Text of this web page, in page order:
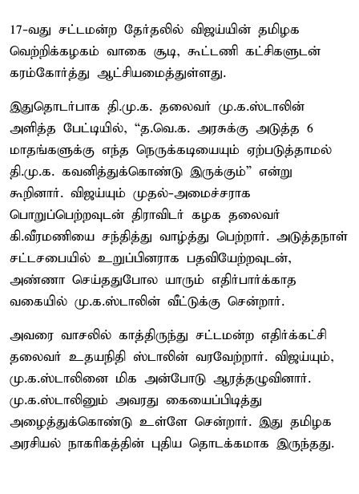
17-வது சட்டமன்ற தேர்தலில் விஜய்யின் தமிழக
வெற்றிக்கழகம் வாகை சூடி, கூட்டணி கட்சிகளுடன்
கரம்கோர்த்து ஆட்சியமைத்துள்ளது.
இதுதொடர்பாக தி.மு.க. தலைவர் மு.க.ஸ்டாலின்
அளித்த பேட்டியில், “த.வெ.க. அரசுக்கு அடுத்த 6
மாதங்களுக்கு எந்த நெருக்கடியையும் ஏற்படுத்தாமல்
தி.மு.க. கவனித்துக்கொண்டு இருக்கும்” என்று
கூறினார். விஜய்யும் முதல்-அமைச்சராக
பொறுப்பெற்றவுடன் திராவிடர் கழக தலைவர்
கி.வீரமணியை சந்தித்து வாழ்த்து பெற்றார். அடுத்தநாள்
சட்டசபையில் உறுப்பினராக பதவியேற்றவுடன்,
அண்ணா செய்ததுபோல யாரும் எதிர்பார்க்காத
வகையில் மு.க.ஸ்டாலின் வீட்டுக்கு சென்றார்.
அவரை வாசலில் காத்திருந்து சட்டமன்ற எதிர்க்கட்சி
தலைவர் உதயநிதி ஸ்டாலின் வரவேற்றார். விஜய்யும்,
மு.க.ஸ்டாலினை மிக அன்போடு ஆரத்தழுவினார்.
மு.க.ஸ்டாலினும் அவரது கையைப்பிடித்து
அழைத்துக்கொண்டு உள்ளே சென்றார். இது தமிழக
அரசியல் நாகரிகத்தின் புதிய தொடக்கமாக இருந்தது.